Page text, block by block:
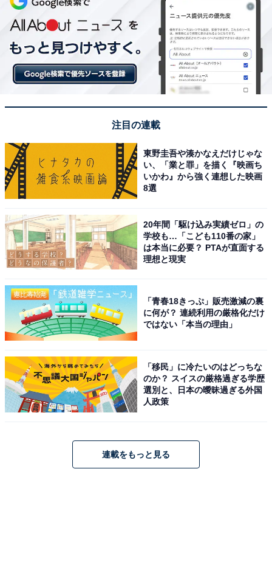
Jackery (ジャクリ) ポータブル電源 1000 New 1070Wh
Amazonで見る
Jackery「1500 PTB152」
ルバッテリー 1534.68Wh 家庭用 アウトドア用 バックア
ップ電源 節電 停電対策 防災推奨 Twin Turboシステム
PSE認証済 純正弦波 MPPT制御方式採用 AC/DC/USB出力
車中泊 キャンプ 防災 非常用電源 ジャクリ 1500
Amazonで見る
Jackery「1500 Ultra」
注目の連載
東野圭吾や湊かなえだけじゃな
い、「業と罪」を描く『映画ち
いかわ』から強く連想した映画
8選
20年間「駆け込み実績ゼロ」の
学校も…「こども110番の家」
は本当に必要？ PTAが直面する
理想と現実
「青春18きっぷ」販売激減の裏
に何が？ 連続利用の厳格化だけ
ではない「本当の理由」
「移民」に冷たいのはどっちな
のか？ スイスの厳格過ぎる学歴
選別と、日本の曖昧過ぎる外国
人政策
連載をもっと見る